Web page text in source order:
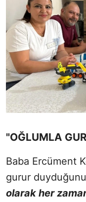
"OĞLUMLA
Baba Ercüment
gurur
olarak her